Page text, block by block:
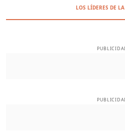
LOS LÍDERES DE